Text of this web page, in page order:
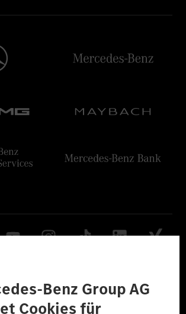
Dritter Barrierefreiheit